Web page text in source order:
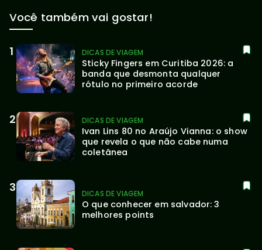
Você também vai gostar!
DICAS DE VIAGEM
Sticky Fingers em Curitiba 2026: a
banda que desmonta qualquer
rótulo no primeiro acorde
DICAS DE VIAGEM
Ivan Lins 80 no Araújo Vianna: o show
que revela o que não cabe numa
coletânea
DICAS DE VIAGEM
O que conhecer em salvador: 3
melhores points